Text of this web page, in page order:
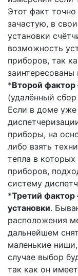
Этот факт
зачастую, в
установки
возможность
приборов, так
заинтересованы
*Второй фактор
(удалённый
Если в доме уже
приборы, на
либо взять
тепла в
приборов,
систему
*Третий
установки.
расположения
дальнейшем
маленькие
случае выбор
так как он